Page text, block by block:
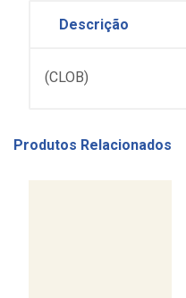
Descrição
(CLOB)
Produtos Relacionados